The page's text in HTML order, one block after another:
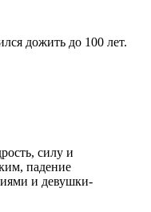
дожить до 100 лет.
силу и
падение
и девушки-